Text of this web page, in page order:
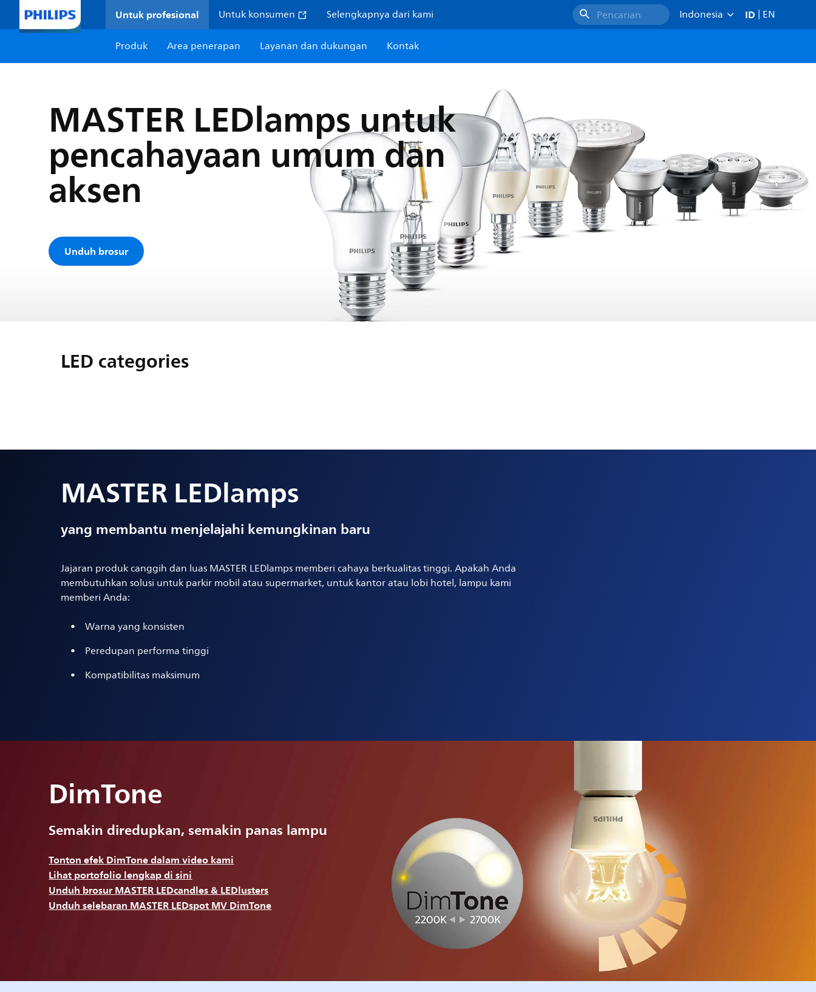
Untuk profesional Untuk konsumen Selengkapnya dari kami Pencarian Indonesia ID | EN
Produk
Area penerapan Layanan dan dukungan Kontak
MASTER LEDlamps untuk
pencahayaan umum dan
aksen
Unduh brosur
LED categories
MASTER LEDlamps
yang membantu menjelajahi kemungkinan baru
Jajaran produk canggih dan luas MASTER LEDlamps memberi cahaya berkualitas tinggi. Apakah Anda
membutuhkan solusi untuk parkir mobil atau supermarket, untuk kantor atau lobi hotel, lampu kami
memberi Anda:
Warna yang konsisten
Peredupan performa tinggi
Kompatibilitas maksimum
DimTone
Semakin diredupkan, semakin panas lampu
Tonton efek DimTone dalam video kami
Lihat portofolio lengkap di sini
Unduh brosur MASTER LEDcandles & LEDlusters
Unduh selebaran MASTER LEDspot MV DimTone